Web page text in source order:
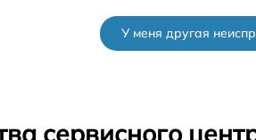
от 60 мин
У меня другая
сервисного